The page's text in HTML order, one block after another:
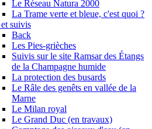
Le Réseau Natura 2000
La Trame verte et bleue, c'est quoi ?
suivis
Back
Les Pies-grièches
Suivis sur le site Ramsar des Étangs
de la Champagne humide
La protection des busards
Le Râle des genêts en vallée de la
Marne
Le Milan royal
Le Grand Duc (en travaux)